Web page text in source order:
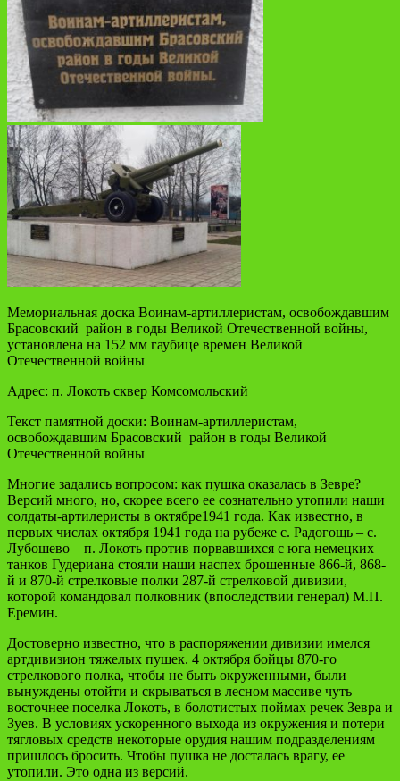
Мемориальная доска Воинам-артиллеристам, освобождавшим
Брасовский район в годы Великой Отечественной войны,
установлена на 152 мм гаубице времен Великой
Отечественной войны
Адрес: п. Локоть сквер Комсомольский
Текст памятной доски: Воинам-артиллеристам,
освобождавшим Брасовский район в годы Великой
Отечественной войны
Многие задались вопросом: как пушка оказалась в Зевре?
Версий много, но, скорее всего ее сознательно утопили наши
солдаты-артилеристы в октябре1941 года. Как известно, в
первых числах октября 1941 года на рубеже с. Радогощь – с.
Лубошево – п. Локоть против порвавшихся с юга немецких
танков Гудериана стояли наши наспех брошенные 866-й, 868-
й и 870-й стрелковые полки 287-й стрелковой дивизии,
которой командовал полковник (впоследствии генерал) М.П.
Еремин.
Достоверно известно, что в распоряжении дивизии имелся
артдивизион тяжелых пушек. 4 октября бойцы 870-го
стрелкового полка, чтобы не быть окруженными, были
вынуждены отойти и скрываться в лесном массиве чуть
восточнее поселка Локоть, в болотистых поймах речек Зевра и
Зуев. В условиях ускоренного выхода из окружения и потери
тягловых средств некоторые орудия нашим подразделениям
пришлось бросить. Чтобы пушка не досталась врагу, ее
утопили. Это одна из версий.